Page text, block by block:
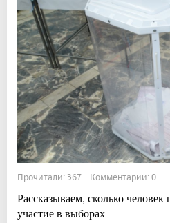
Прочитали: 367 Комментарии: 0
Рассказываем, сколько
участие в выборах